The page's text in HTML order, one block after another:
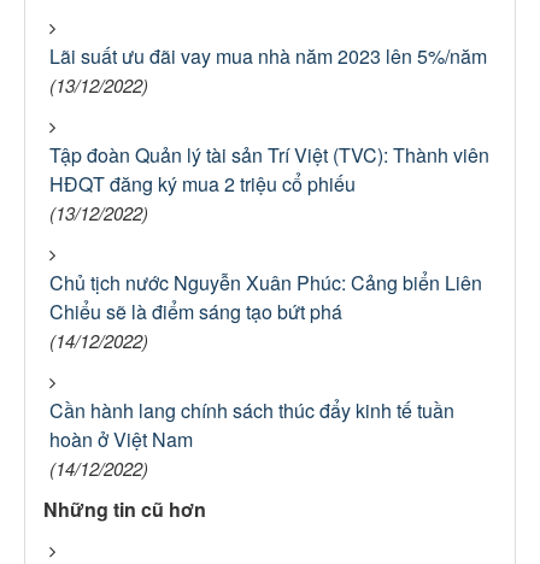
Lãi suất ưu đãi vay mua nhà năm 2023 lên 5%/năm
(13/12/2022)
Tập đoàn Quản lý tài sản Trí Việt (TVC): Thành viên
HĐQT đăng ký mua 2 triệu cổ phiếu
(13/12/2022)
Chủ tịch nước Nguyễn Xuân Phúc: Cảng biển Liên
Chiểu sẽ là điểm sáng tạo bứt phá
(14/12/2022)
Cần hành lang chính sách thúc đẩy kinh tế tuần
hoàn ở Việt Nam
(14/12/2022)
Những tin cũ hơn